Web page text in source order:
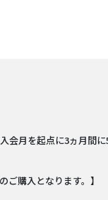
会月を起点に3ヵ月間
ご購入となります。】